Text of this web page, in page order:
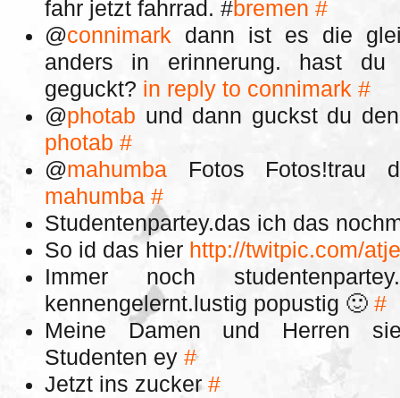
fahr jetzt fahrrad. #bremen #
@connimark dann ist es die
anders in erinnerung. hast du
geguckt? in reply to connimark #
@photab und dann guckst du
photab #
@mahumba Fotos Fotos!trau
mahumba #
Studentenpartey.das ich das
So id das hier http://twitpic.com/
Immer noch
kennengelernt.lustig popustig 🙂 #
Meine Damen und Herren
Studenten ey #
Jetzt ins zucker #